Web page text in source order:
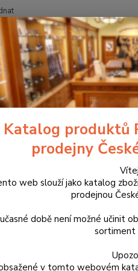
doplňky a náhradní díly
pro naváděč
dno
Katalog produktů
prodejny
web slouží jako katalog
prodejnou
době není možné učinit
sortiment
v tomto webovém